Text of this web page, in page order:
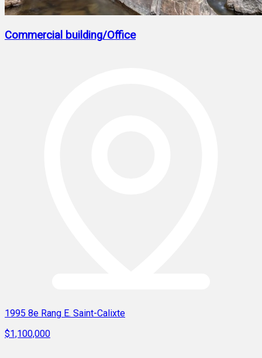
Commercial building/Office
1995 8e Rang E. Saint-Calixte
$1,100,000